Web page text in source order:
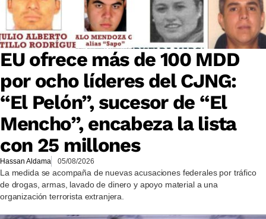
EU ofrece más de 100 MDD
por ocho líderes del CJNG:
“El Pelón”, sucesor de “El
Mencho”, encabeza la lista
con 25 millones
Hassan Aldama 05/08/2026
La medida se acompaña de nuevas acusaciones federales por tráfico
de drogas, armas, lavado de dinero y apoyo material a una
organización terrorista extranjera.